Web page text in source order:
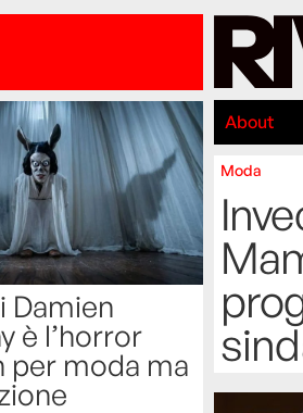
Damien
è l’horror
moda ma
About
Moda